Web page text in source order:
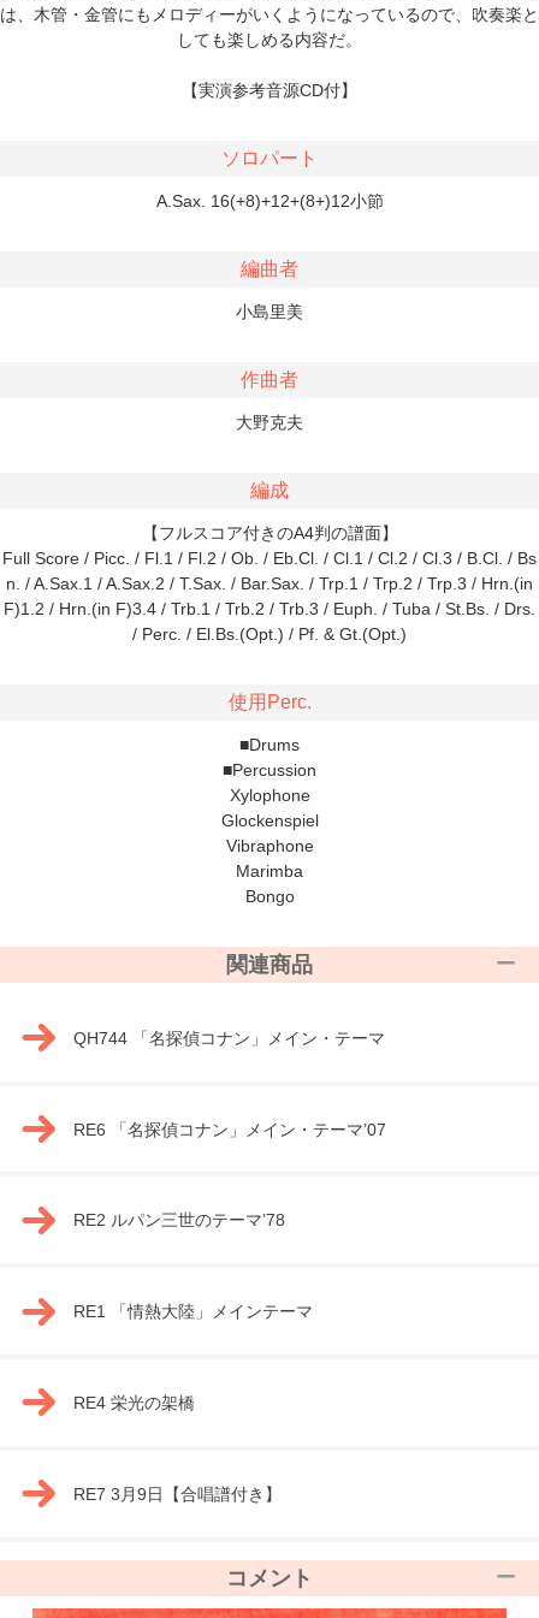
は、木管・金管にもメロディーがいくようになっているので、吹奏楽と
しても楽しめる内容だ。
【実演参考音源CD付】
ソロパート
A.Sax. 16(+8)+12+(8+)12小節
編曲者
小島里美
作曲者
大野克夫
編成
【フルスコア付きのA4判の譜面】
Full Score / Picc. / Fl.1 / Fl.2 / Ob. / Eb.Cl. / Cl.1 / Cl.2 / Cl.3 / B.Cl. / Bs
n. / A.Sax.1 / A.Sax.2 / T.Sax. / Bar.Sax. / Trp.1 / Trp.2 / Trp.3 / Hrn.(in
F)1.2 / Hrn.(in F)3.4 / Trb.1 / Trb.2 / Trb.3 / Euph. / Tuba / St.Bs. / Drs.
/ Perc. / El.Bs.(Opt.) / Pf. & Gt.(Opt.)
使用Perc.
■Drums
■Percussion
Xylophone
Glockenspiel
Vibraphone
Marimba
Bongo
関連商品
QH744 「名探偵コナン」メイン・テーマ
RE6 「名探偵コナン」メイン・テーマ’07
RE2 ルパン三世のテーマ’78
RE1 「情熱大陸」メインテーマ
RE4 栄光の架橋
RE7 3月9日【合唱譜付き】
コメント